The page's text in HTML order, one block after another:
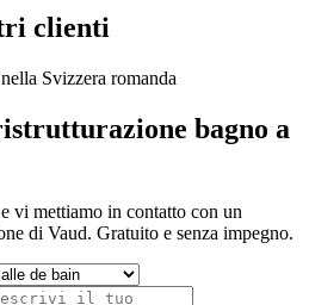
clienti
Svizzera romanda
bagno a
vi mettiamo in contatto con un
di Vaud. Gratuito e senza impegno.